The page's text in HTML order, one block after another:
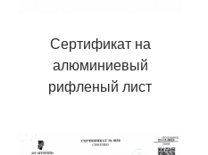
Сертификат на
алюминиевый
рифленый лист